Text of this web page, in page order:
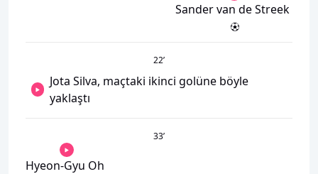
Sander van de Streek
22’
Jota Silva, maçtaki ikinci golüne böyle
yaklaştı
33’
Hyeon-Gyu Oh